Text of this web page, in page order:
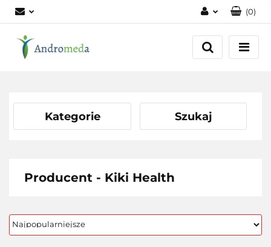
Zaloguj się
Zarejestruj się
(0)
Kategorie Szukaj
Producent - Kiki Health